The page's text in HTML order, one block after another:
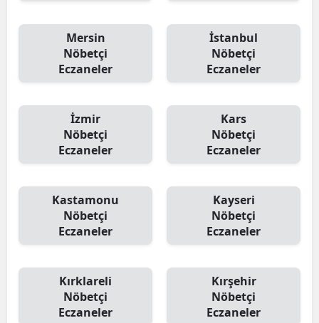
Mersin
Nöbetçi
Eczaneler
İstanbul
Nöbetçi
Eczaneler
İzmir
Nöbetçi
Eczaneler
Kars
Nöbetçi
Eczaneler
Kastamonu
Nöbetçi
Eczaneler
Kayseri
Nöbetçi
Eczaneler
Kırklareli
Nöbetçi
Eczaneler
Kırşehir
Nöbetçi
Eczaneler